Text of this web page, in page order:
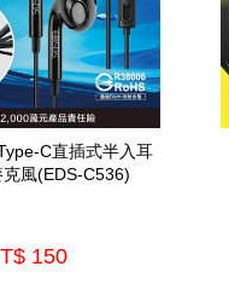
C直插式半入耳
風(EDS-C536)
150